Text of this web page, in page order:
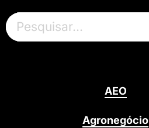
AEO
Agronegócio